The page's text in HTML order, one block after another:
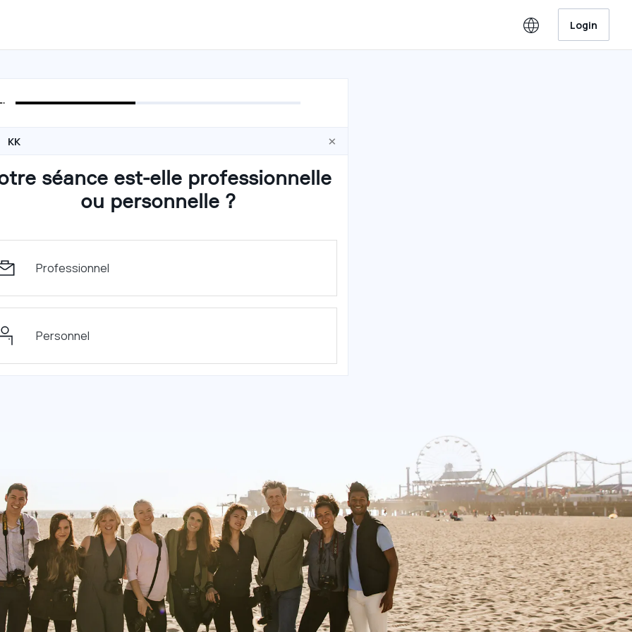
Login
KK ×
séance est-elle professionnelle
ou personnelle ?
Professionnel
Personnel